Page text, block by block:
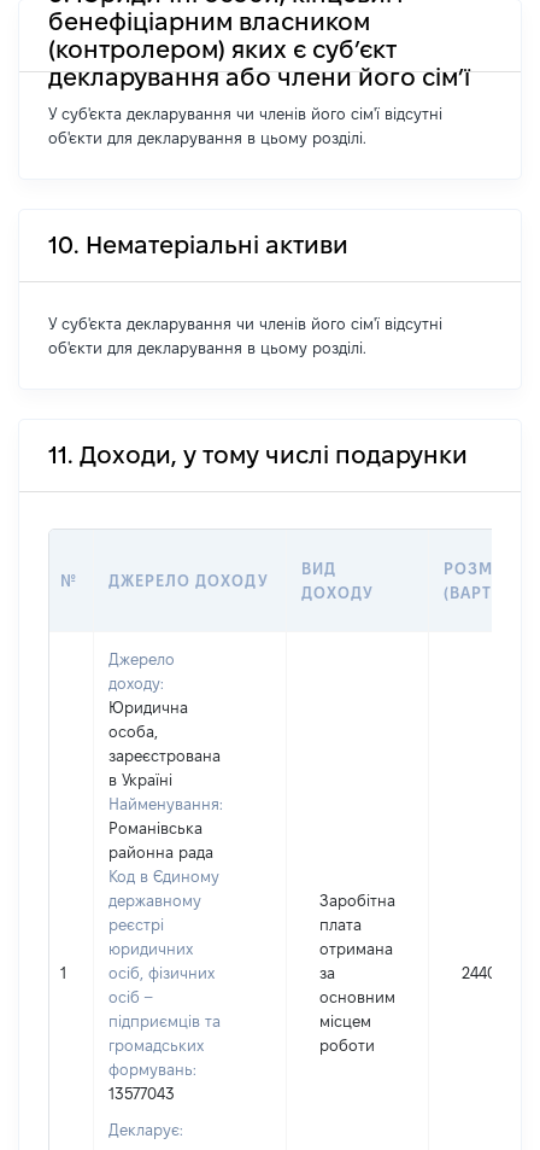
бенефіціарним власником
(контролером) яких є суб’єкт
декларування або члени його сім’ї
У суб'єкта декларування чи членів його сім'ї відсутні
об'єкти для декларування в цьому розділі.
10. Нематеріальні активи
У суб'єкта декларування чи членів його сім'ї відсутні
об'єкти для декларування в цьому розділі.
11. Доходи, у тому числі подарунки
№ ДЖЕРЕЛО ДОХОДУ
ВИД
ДОХОДУ
РОЗМІР
(ВАРТІСТЬ)
1
Джерело
доходу:
Юридична
особа,
зареєстрована
в Україні
Найменування:
Романівська
районна рада
Код в Єдиному
державному
реєстрі
юридичних
осіб, фізичних
осіб –
підприємців та
громадських
формувань:
13577043
Декларує:
Заробітна
плата
отримана
за
основним
місцем
роботи
244080